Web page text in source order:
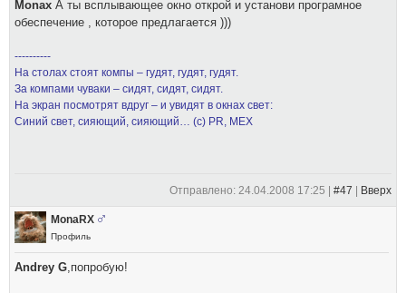
Monax А ты всплывающее окно открой и установи програмное
обеспечение , которое предлагается )))
----------
На столах стоят компы – гудят, гудят, гудят.
За компами чуваки – сидят, сидят, сидят.
На экран посмотрят вдруг – и увидят в окнах свет:
Синий свет, сияющий, сияющий… (с) PR, MEX
Отправлено: 24.04.2008 17:25 | #47 Вверх
MonaRХ
Профиль
Andrey G,попробую!